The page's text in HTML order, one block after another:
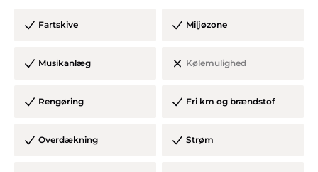
•Alle lastbiler er bygget efter den Danske lovgivning
•Ekstra bred trappe med gelænder
Fartskive Miljøzone
Musikanlæg Kølemulighed
Rengøring Fri km og brændstof
Overdækning Strøm